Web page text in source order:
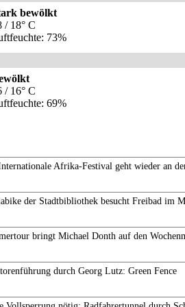
bewölkt
/ 18° C
73%
/ 16° C
69%
Afrika-Festival geht wieder an
der Stadtbibliothek besucht Freibad im
bringt Michael Donth auf den
durch Georg Lutz: Green Fence